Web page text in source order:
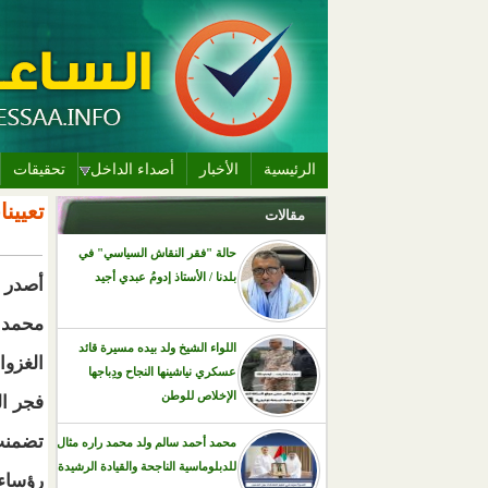
الرئيسية الأخبار أصداء الداخل تحقيقات
مقالات
حالة "فقر النقاش السياسي" في
بلدنا / الأستاذ إدومُ عبدي أجيد
اللواء الشيخ ولد بيده مسيرة قائد
عسكري نياشينها النجاح ودِباجها
الإخلاص للوطن
محمد أحمد سالم ولد محمد راره مثال
للدبلوماسية الناجحة والقيادة الرشيدة
محمد
فجر